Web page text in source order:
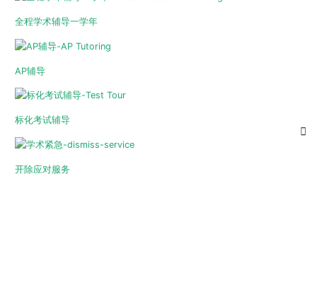
全程学术辅导一学年
AP辅导
标化考试辅导
开除应对服务